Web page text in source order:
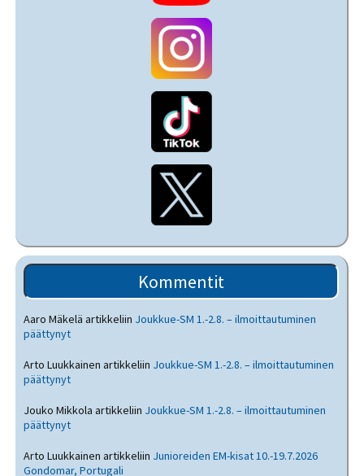
Kommentit
Aaro Mäkelä artikkeliin Joukkue-SM 1.-2.8. – ilmoittautuminen
päättynyt
Arto Luukkainen artikkeliin Joukkue-SM 1.-2.8. – ilmoittautuminen
päättynyt
Jouko Mikkola artikkeliin Joukkue-SM 1.-2.8. – ilmoittautuminen
päättynyt
Arto Luukkainen artikkeliin Junioreiden EM-kisat 10.-19.7.2026
Gondomar, Portugali